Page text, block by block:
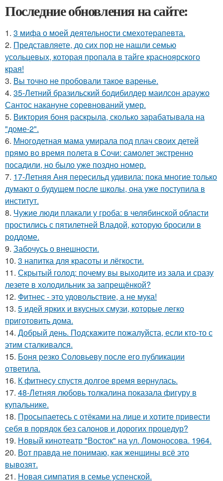
Последние обновления на сайте:
1. 3 мифа о моей деятельности смехотерапевта.
2. Представляете, до сих пор не нашли семью
усольцевых, которая пропала в тайге красноярского
края!
3. Вы точно не пробовали такое варенье.
4. 35-Летний бразильский бодибилдер маилсон араужо
Сантос накануне соревнований умер.
5. Виктория боня раскрыла, сколько зарабатывала на
"доме-2".
6. Многодетная мама умирала под плач своих детей
прямо во время полета в Сочи: самолет экстренно
посадили, но было уже поздно номер.
7. 17-Летняя Аня пересильд удивила: пока многие только
думают о будущем после школы, она уже поступила в
институт.
8. Чужие люди плакали у гроба: в челябинской области
простились с пятилетней Владой, которую бросили в
роддоме.
9. Забочусь о внешности.
10. 3 напитка для красоты и лёгкости.
11. Скрытый голод: почему вы выходите из зала и сразу
лезете в холодильник за запрещёнкой?
12. Фитнес - это удовольствие, а не мука!
13. 5 идей ярких и вкусных смузи, которые легко
приготовить дома.
14. Добрый день. Подскaжите пожалуйста, если кто-то с
этим сталкивался.
15. Боня резко Соловьеву после его публикации
ответила.
16. К фитнесу спустя долгое время вернулась.
17. 48-Летняя любовь толкалина показала фигуру в
купальнике.
18. Просыпаетесь с отёками на лице и хотите привести
себя в порядок без салонов и дорогих процедур?
19. Новый кинотеатр "Восток" на ул. Ломоносова. 1964.
20. Вот правда не понимаю, как женщины всё это
вывозят.
21. Новая симпатия в семье успенской.